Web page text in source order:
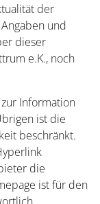
der
und
dieser
e.K., noch
Information
ist die
beschränkt.
die
ist für den